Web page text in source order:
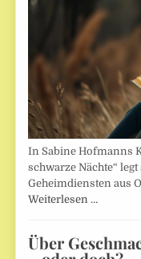
In Sabine Hofmanns
schwarze Nächte“
Geheimdiensten aus
Weiterlesen …
Über